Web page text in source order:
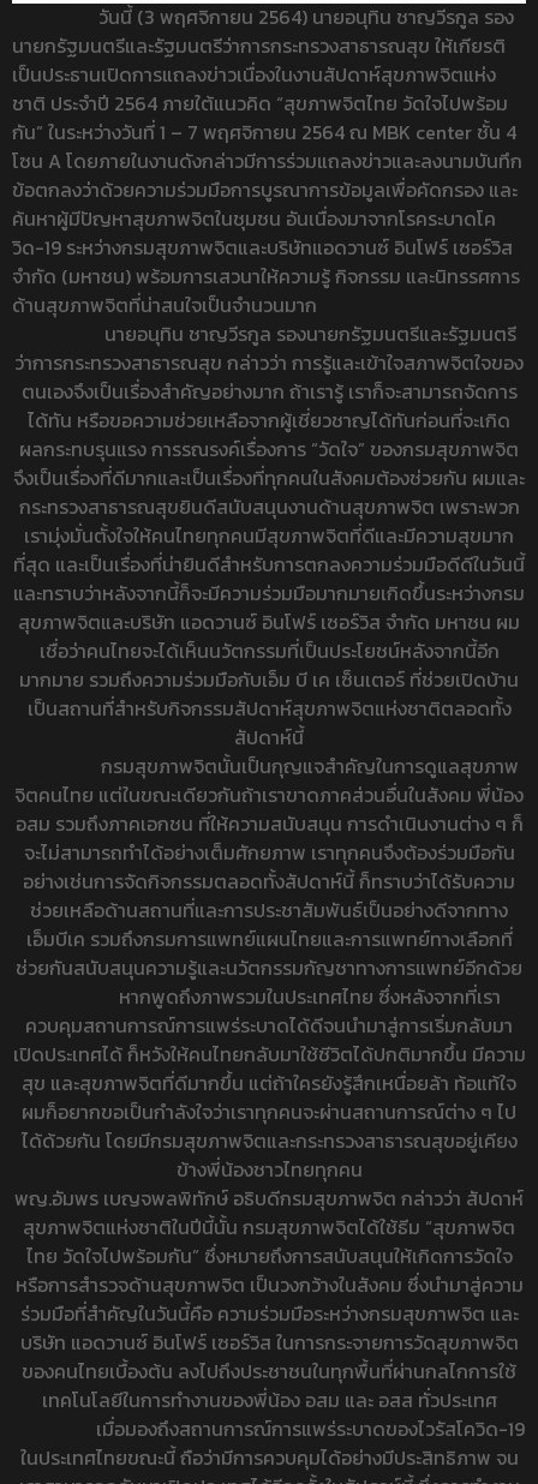
วันนี้ (3 พฤศจิกายน 2564) นายอนุทิน ชาญวีรกูล รอง
นายกรัฐมนตรีและรัฐมนตรีว่าการกระทรวงสาธารณสุข ให้เกียรติ
เป็นประธานเปิดการแถลงข่าวเนื่องในงานสัปดาห์สุขภาพจิตแห่ง
ชาติ ประจำปี 2564 ภายใต้แนวคิด “สุขภาพจิตไทย วัดใจไปพร้อม
กัน” ในระหว่างวันที่ 1 – 7 พฤศจิกายน 2564 ณ MBK center ชั้น 4
โซน A โดยภายในงานดังกล่าวมีการร่วมแถลงข่าวและลงนามบันทึก
ข้อตกลงว่าด้วยความร่วมมือการบูรณาการข้อมูลเพื่อคัดกรอง และ
ค้นหาผู้มีปัญหาสุขภาพจิตในชุมชน อันเนื่องมาจากโรคระบาดโค
วิด-19 ระหว่างกรมสุขภาพจิตและบริษัทแอดวานซ์ อินโฟร์ เซอร์วิส
จำกัด (มหาชน) พร้อมการเสวนาให้ความรู้ กิจกรรม และนิทรรศการ
ด้านสุขภาพจิตที่น่าสนใจเป็นจำนวนมาก
นายอนุทิน ชาญวีรกูล รองนายกรัฐมนตรีและรัฐมนตรี
ว่าการกระทรวงสาธารณสุข กล่าวว่า การรู้และเข้าใจสภาพจิตใจของ
ตนเองจึงเป็นเรื่องสำคัญอย่างมาก ถ้าเรารู้ เราก็จะสามารถจัดการ
ได้ทัน หรือขอความช่วยเหลือจากผู้เชี่ยวชาญได้ทันก่อนที่จะเกิด
ผลกระทบรุนแรง การรณรงค์เรื่องการ “วัดใจ” ของกรมสุขภาพจิต
จึงเป็นเรื่องที่ดีมากและเป็นเรื่องที่ทุกคนในสังคมต้องช่วยกัน ผมและ
กระทรวงสาธารณสุขยินดีสนับสนุนงานด้านสุขภาพจิต เพราะพวก
เรามุ่งมั่นตั้งใจให้คนไทยทุกคนมีสุขภาพจิตที่ดีและมีความสุขมาก
ที่สุด และเป็นเรื่องที่น่ายินดีสำหรับการตกลงความร่วมมือดีดีในวันนี้
และทราบว่าหลังจากนี้ก็จะมีความร่วมมือมากมายเกิดขึ้นระหว่างกรม
สุขภาพจิตและบริษัท แอดวานซ์ อินโฟร์ เซอร์วิส จำกัด มหาชน ผม
เชื่อว่าคนไทยจะได้เห็นนวัตกรรมที่เป็นประโยชน์หลังจากนี้อีก
มากมาย รวมถึงความร่วมมือกับเอ็ม บี เค เซ็นเตอร์ ที่ช่วยเปิดบ้าน
เป็นสถานที่สำหรับกิจกรรมสัปดาห์สุขภาพจิตแห่งชาติตลอดทั้ง
สัปดาห์นี้
กรมสุขภาพจิตนั้นเป็นกุญแจสำคัญในการดูแลสุขภาพ
จิตคนไทย แต่ในขณะเดียวกันถ้าเราขาดภาคส่วนอื่นในสังคม พี่น้อง
อสม รวมถึงภาคเอกชน ที่ให้ความสนับสนุน การดำเนินงานต่าง ๆ ก็
จะไม่สามารถทำได้อย่างเต็มศักยภาพ เราทุกคนจึงต้องร่วมมือกัน
อย่างเช่นการจัดกิจกรรมตลอดทั้งสัปดาห์นี้ ก็ทราบว่าได้รับความ
ช่วยเหลือด้านสถานที่และการประชาสัมพันธ์เป็นอย่างดีจากทาง
เอ็มบีเค รวมถึงกรมการแพทย์แผนไทยและการแพทย์ทางเลือกที่
ช่วยกันสนับสนุนความรู้และนวัตกรรมกัญชาทางการแพทย์อีกด้วย
หากพูดถึงภาพรวมในประเทศไทย ซึ่งหลังจากที่เรา
ควบคุมสถานการณ์การแพร่ระบาดได้ดีจนนำมาสู่การเริ่มกลับมา
เปิดประเทศได้ ก็หวังให้คนไทยกลับมาใช้ชีวิตได้ปกติมากขึ้น มีความ
สุข และสุขภาพจิตที่ดีมากขึ้น แต่ถ้าใครยังรู้สึกเหนื่อยล้า ท้อแท้ใจ
ผมก็อยากขอเป็นกำลังใจว่าเราทุกคนจะผ่านสถานการณ์ต่าง ๆ ไป
ได้ด้วยกัน โดยมีกรมสุขภาพจิตและกระทรวงสาธารณสุขอยู่เคียง
ข้างพี่น้องชาวไทยทุกคน
พญ.อัมพร เบญจพลพิทักษ์ อธิบดีกรมสุขภาพจิต กล่าวว่า สัปดาห์
สุขภาพจิตแห่งชาติในปีนี้นั้น กรมสุขภาพจิตได้ใช้ธีม “สุขภาพจิต
ไทย วัดใจไปพร้อมกัน” ซึ่งหมายถึงการสนับสนุนให้เกิดการวัดใจ
หรือการสำรวจด้านสุขภาพจิต เป็นวงกว้างในสังคม ซึ่งนำมาสู่ความ
ร่วมมือที่สำคัญในวันนี้คือ ความร่วมมือระหว่างกรมสุขภาพจิต และ
บริษัท แอดวานซ์ อินโฟร์ เซอร์วิส ในการกระจายการวัดสุขภาพจิต
ของคนไทยเบื้องต้น ลงไปถึงประชาชนในทุกพื้นที่ผ่านกลไกการใช้
เทคโนโลยีในการทำงานของพี่น้อง อสม และ อสส ทั่วประเทศ
เมื่อมองถึงสถานการณ์การแพร่ระบาดของไวรัสโควิด-19
ในประเทศไทยขณะนี้ ถือว่ามีการควบคุมได้อย่างมีประสิทธิภาพ จน